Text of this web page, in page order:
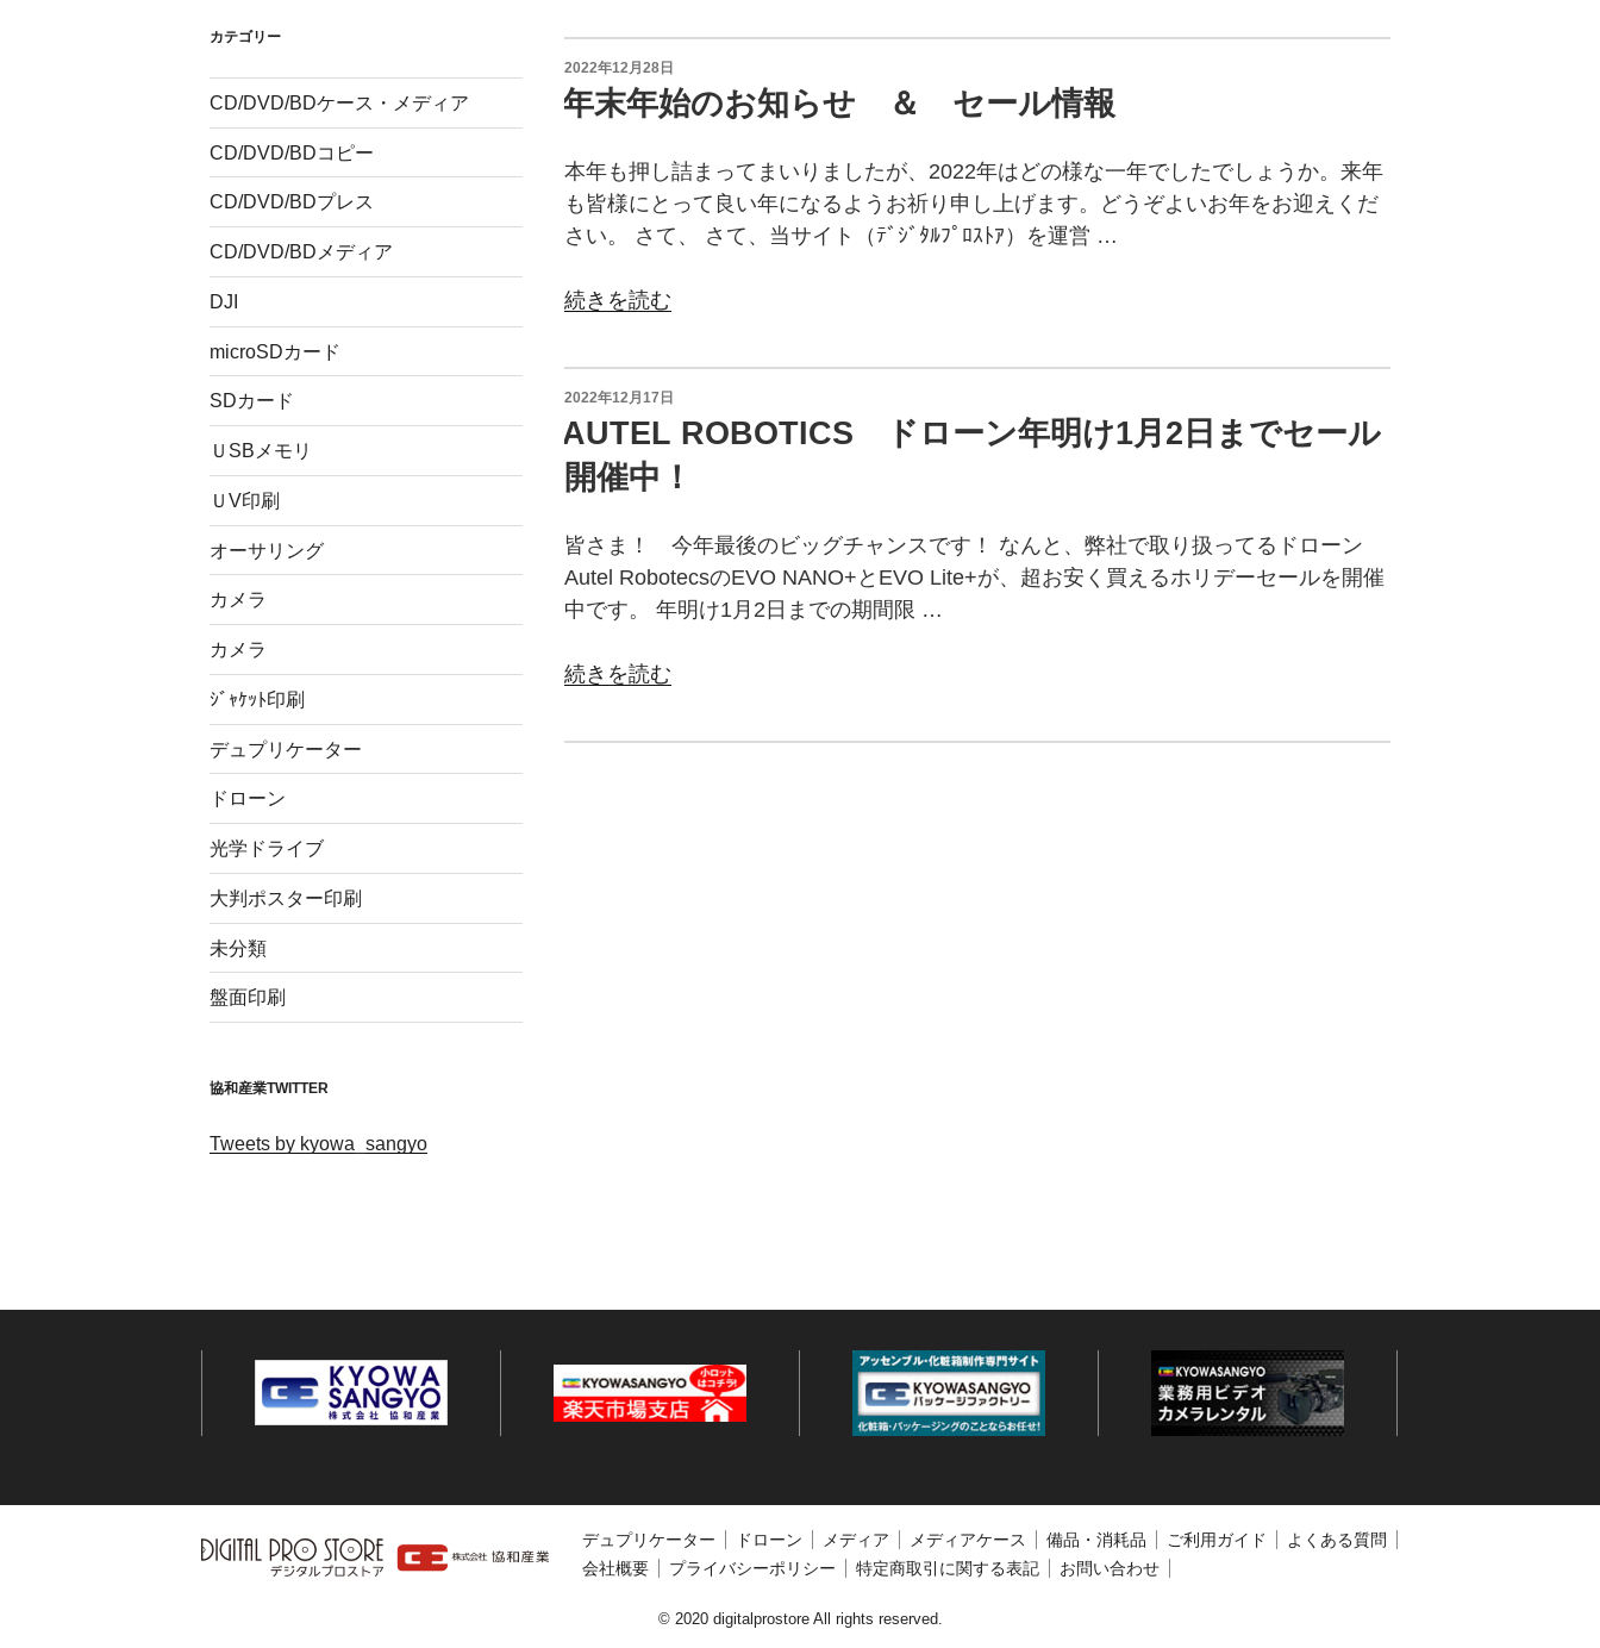
ー
バ
ー
イ
ド
搭
機
Academy（ア
カ
デ
ー）
の
ご
介！”
シ
リ
ー
が
待
望
ATTI
ド
に
対
応
の
投
稿
日:
2022年12月28日
年末年始のお知らせ ＆ セール情報
本年も押し詰まってまいりましたが、2022年はどの様な一年でしたでしょうか。来年
も皆様にとって良い年になるようお祈り申し上げます。どうぞよいお年をお迎えくだ
さい。 さて、 さて、当サイト（ﾃﾞｼﾞﾀﾙﾌﾟﾛｽﾄｱ）を運営 …
“年
年
始
の
お
知
せ
＆
セ
ル
報”
続きを読む
投
稿
日:
2022年12月17日
AUTEL ROBOTICS ドローン年明け1月2日までセール
開催中！
皆さま！ 今年最後のビッグチャンスです！ なんと、弊社で取り扱ってるドローン
Autel RobotecsのEVO NANO+とEVO Lite+が、超お安く買えるホリデーセールを開催
中です。 年明け1月2日までの期間限 …
“AUTEL
ド
中！”
続きを読む
カテゴリー
CD/DVD/BDケース・メディア
CD/DVD/BDコピー
CD/DVD/BDプレス
CD/DVD/BDメディア
DJI
microSDカード
SDカード
ＵSBメモリ
ＵV印刷
オーサリング
カメラ
カメラ
ｼﾞｬｹｯﾄ印刷
デュプリケーター
ドローン
光学ドライブ
大判ポスター印刷
未分類
盤面印刷
協和産業TWITTER
Tweets by kyowa_sangyo
デュプリケーター ドローン メディア メディアケース 備品・消耗品 ご利用ガイド
よくある質問
会社概要
プライバシーポリシー 特定商取引に関する表記 お問い合わせ
© 2020 digitalprostore All rights reserved.